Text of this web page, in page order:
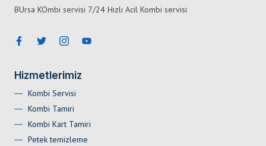
BUrsa KOmbi servisi 7/24 Hızlı Acil Kombi servisi
Hizmetlerimiz
Kombi Servisi
Kombi Tamiri
Kombi Kart Tamiri
Petek temizleme